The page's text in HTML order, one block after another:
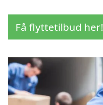
Få flyttetilbud her!